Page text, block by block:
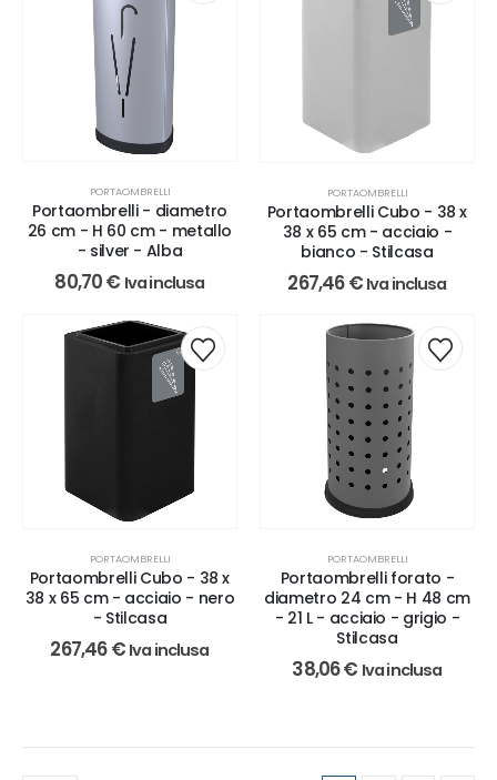
PORTAOMBRELLI
Portaombrelli - diametro
26 cm - H 60 cm - metallo
- silver - Alba
80,70€ Iva inclusa
PORTAOMBRELLI
Portaombrelli Cubo - 38 x
38 x 65 cm - acciaio -
bianco - Stilcasa
267,46€ Iva inclusa
PORTAOMBRELLI
Portaombrelli Cubo - 38 x
38 x 65 cm - acciaio - nero
- Stilcasa
267,46€ Iva inclusa
PORTAOMBRELLI
Portaombrelli forato -
diametro 24 cm - H 48 cm
- 21 L - acciaio - grigio -
Stilcasa
38,06€ Iva inclusa